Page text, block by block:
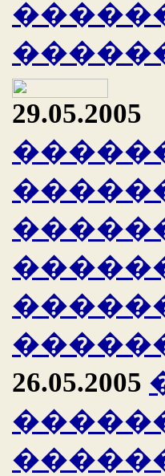
29.05.2005
26.05.2005